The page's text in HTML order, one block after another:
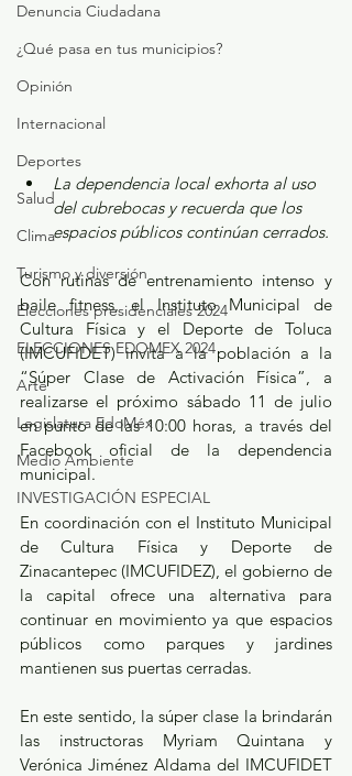
Denuncia Ciudadana
¿Qué pasa en tus municipios?
Opinión
Internacional
Deportes
Salud
Clima
Turismo y diversión
Elecciones presidenciales 2024
ELECCIONES EDOMEX 2024
Arte
Legislatura EdoMéx
Medio Ambiente
INVESTIGACIÓN ESPECIAL
La dependencia local exhorta al uso
del cubrebocas y recuerda que los
espacios públicos continúan cerrados.
Con rutinas de entrenamiento intenso y
baile fitness, el Instituto Municipal de
Cultura Física y el Deporte de Toluca
(IMCUFIDET) invita a la población a la
“Súper Clase de Activación Física”, a
realizarse el próximo sábado 11 de julio
en punto de las 10:00 horas, a través del
Facebook oficial de la dependencia
municipal.
En coordinación con el Instituto Municipal
de Cultura Física y Deporte de
Zinacantepec (IMCUFIDEZ), el gobierno de
la capital ofrece una alternativa para
continuar en movimiento ya que espacios
públicos como parques y jardines
mantienen sus puertas cerradas.
En este sentido, la súper clase la brindarán
las instructoras Myriam Quintana y
Verónica Jiménez Aldama del IMCUFIDET